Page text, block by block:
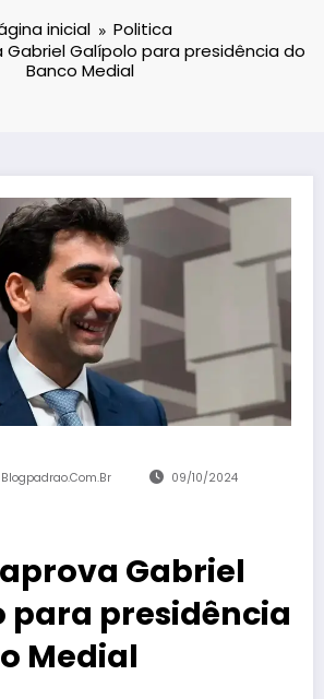
inicial
Politica
Gabriel Galípolo para presidência do
Banco Medial
Blogpadrao.com.br 09/10/2024
Gabriel
para presidência
Medial